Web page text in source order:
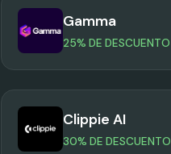
Gamma
25% DE DESCUENTO
Clippie AI
30% DE DESCUENTO